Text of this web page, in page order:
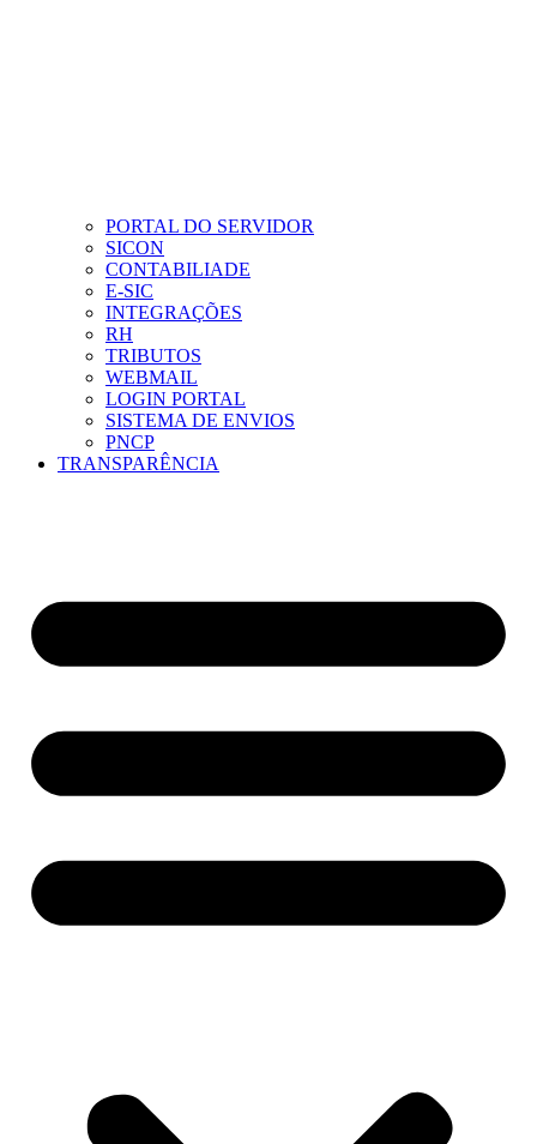
PORTAL DO SERVIDOR
SICON
CONTABILIADE
E-SIC
INTEGRAÇÕES
RH
TRIBUTOS
WEBMAIL
LOGIN PORTAL
SISTEMA DE ENVIOS
PNCP
TRANSPARÊNCIA